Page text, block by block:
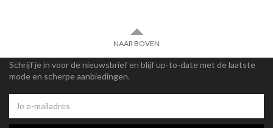
NAAR BOVEN
Schrijf je in voor de nieuwsbrief en blijf up-to-date met de laatste
mode en scherpe aanbiedingen.